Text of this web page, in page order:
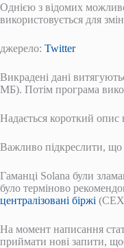
Однією з відомих
використовується для
джерело: Twitter
Викрадені дані
МБ). Потім програма
Надається короткий опис
Важливо підкреслити, що
Гаманці Solana були
було терміново
централізовані біржі
На момент написання
приймати нові запити,